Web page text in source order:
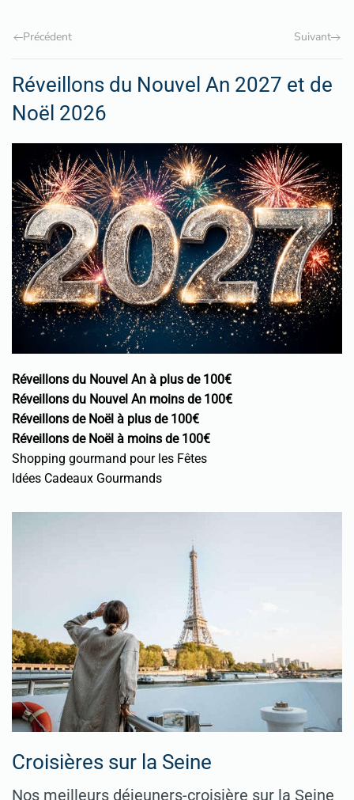
Précédent Suivant
Réveillons du Nouvel An 2027 et de
Noël 2026
Réveillons du Nouvel An à plus de 100€
Réveillons du Nouvel An moins de 100€
Réveillons de Noël à plus de 100€
Réveillons de Noël à moins de 100€
Shopping gourmand pour les Fêtes
Idées Cadeaux Gourmands
Croisières sur la Seine
Nos meilleurs déjeuners-croisière sur la Seine